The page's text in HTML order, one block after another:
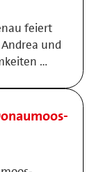
feiert
und
…